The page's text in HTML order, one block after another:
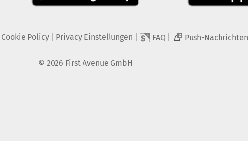
Cookie Policy| Privacy Einstellungen FAQ 2 Push-Nachrichten
© 2026 First Avenue GmbH